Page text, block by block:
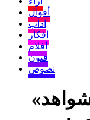
أقوال
آداب
أفكار
أفلام
فنون
نصوص